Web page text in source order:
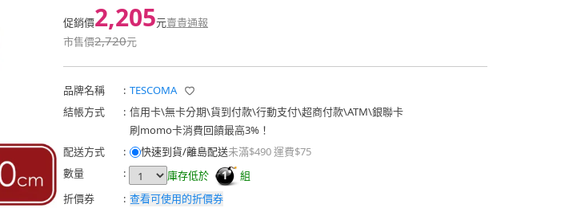
促銷價2,205元賣貴通報
市售價2,720元
品牌名稱 : TESCOMA
結帳方式
: 信用卡\無卡分期\貨到付款\行動支付\超商付款\ATM\銀聯卡
刷momo卡消費回饋最高3%！
配送方式
: 快速到貨/離島配送未滿$490 運費$75
數量
: 庫存低於 1
組
折價券
: 查看可使用的折價券